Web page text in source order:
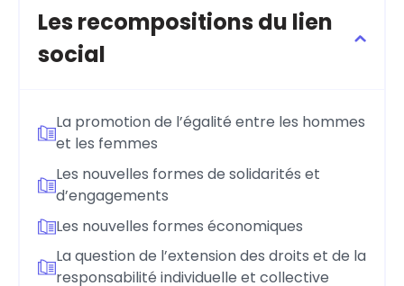
Les recompositions du lien
social
La promotion de l’égalité entre les hommes
et les femmes
Les nouvelles formes de solidarités et
d’engagements
Les nouvelles formes économiques
La question de l’extension des droits et de la
responsabilité individuelle et collective